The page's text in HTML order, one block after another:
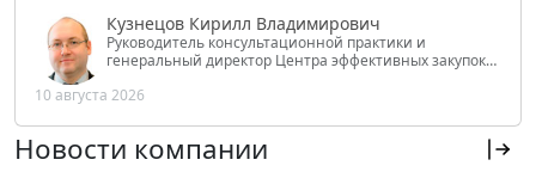
Кузнецов Кирилл Владимирович
Руководитель консультационной практики и
генеральный директор Центра эффективных закупок
РФ
10 августа 2026
Новости компании